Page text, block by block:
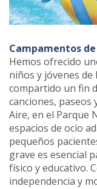
Campamentos
Hemos ofrecido
niños y jóvenes de
compartido un fin
canciones, paseos
Aire, en el Parque
espacios de ocio
pequeños
grave es esencial
físico y educativo.
independencia y